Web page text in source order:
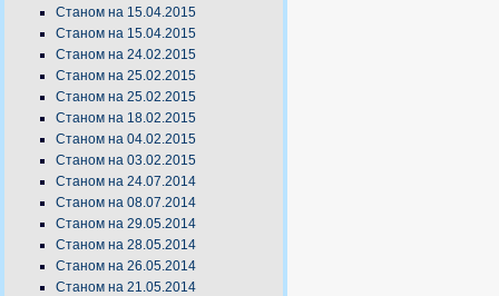
Станом на 15.04.2015
Станом на 15.04.2015
Станом на 24.02.2015
Станом на 25.02.2015
Станом на 25.02.2015
Станом на 18.02.2015
Станом на 04.02.2015
Станом на 03.02.2015
Станом на 24.07.2014
Станом на 08.07.2014
Станом на 29.05.2014
Станом на 28.05.2014
Станом на 26.05.2014
Станом на 21.05.2014